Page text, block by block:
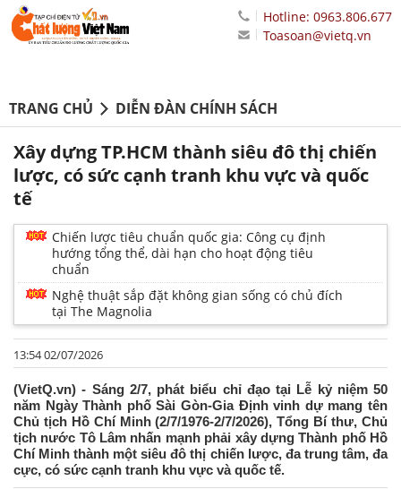
Hotline: 0963.806.677
Toasoan@vietq.vn
TRANG CHỦ DIỄN ĐÀN CHÍNH SÁCH
Xây dựng TP.HCM thành siêu đô thị chiến
lược, có sức cạnh tranh khu vực và quốc
tế
Chiến lược tiêu chuẩn quốc gia: Công cụ định
hướng tổng thể, dài hạn cho hoạt động tiêu
chuẩn
Nghệ thuật sắp đặt không gian sống có chủ đích
tại The Magnolia
13:54 02/07/2026
(VietQ.vn) - Sáng 2/7, phát biểu chỉ đạo tại Lễ kỷ niệm 50
năm Ngày Thành phố Sài Gòn-Gia Định vinh dự mang tên
Chủ tịch Hồ Chí Minh (2/7/1976-2/7/2026), Tổng Bí thư, Chủ
tịch nước Tô Lâm nhấn mạnh phải xây dựng Thành phố Hồ
Chí Minh thành một siêu đô thị chiến lược, đa trung tâm, đa
cực, có sức cạnh tranh khu vực và quốc tế.